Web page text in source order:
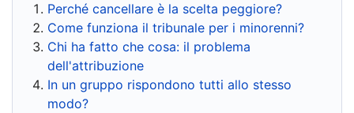
Perché cancellare è la scelta peggiore?
Come funziona il tribunale per i minorenni?
Chi ha fatto che cosa: il problema
dell'attribuzione
In un gruppo rispondono tutti allo stesso
modo?